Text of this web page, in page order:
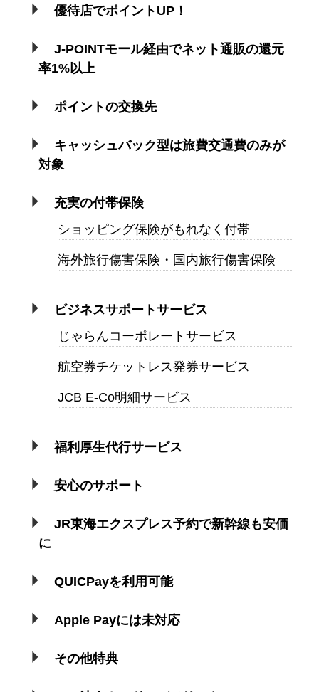
優待店でポイントUP！
J-POINTモール経由でネット通販の還元
率1%以上
ポイントの交換先
キャッシュバック型は旅費交通費のみが
対象
充実の付帯保険
ショッピング保険がもれなく付帯
海外旅行傷害保険・国内旅行傷害保険
ビジネスサポートサービス
じゃらんコーポレートサービス
航空券チケットレス発券サービス
JCB E-Co明細サービス
福利厚生代行サービス
安心のサポート
JR東海エクスプレス予約で新幹線も安価
に
QUICPayを利用可能
Apple Payには未対応
その他特典